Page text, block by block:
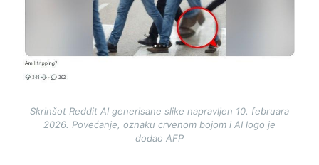
Skrinšot Reddit AI generisane slike napravljen 10. februara
2026. Povećanje, oznaku crvenom bojom i AI logo je
dodao AFP